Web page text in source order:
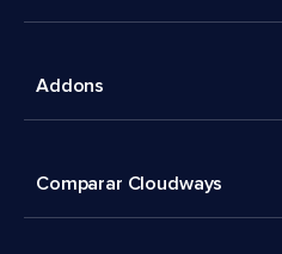
Addons
Comparar Cloudways